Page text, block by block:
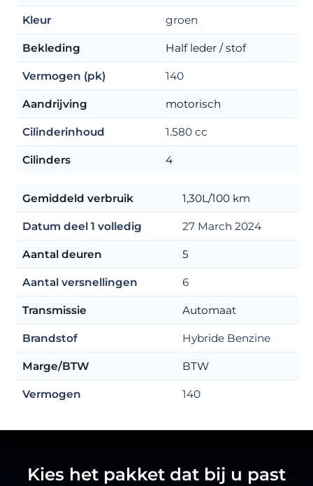
Kleur groen
Bekleding Half leder / stof
Vermogen (pk) 140
Aandrijving motorisch
Cilinderinhoud 1.580 cc
Cilinders 4
Gemiddeld verbruik 1,30L/100 km
Datum deel 1 volledig 27 March 2024
Aantal deuren 5
Aantal versnellingen 6
Transmissie Automaat
Brandstof Hybride Benzine
Marge/BTW BTW
Vermogen 140
Kies het pakket dat bij u past